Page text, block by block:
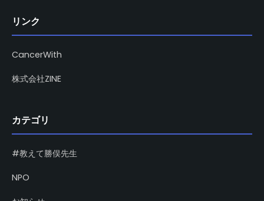
リンク
CancerWith
株式会社ZINE
カテゴリ
#教えて勝俣先生
NPO